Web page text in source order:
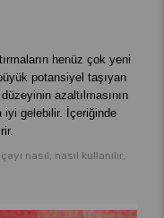
henüz çok yeni
potansiyel taşıyan
azaltılmasının
iyi gelebilir. İçeriğinde
nasıl, nasıl kullanılır,